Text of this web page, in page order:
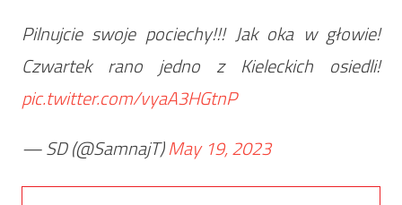
Pilnujcie swoje pociechy!!! Jak oka w głowie!
Czwartek rano jedno z Kieleckich osiedli!
pic.twitter.com/vyaA3HGtnP
— SD (@SamnajT)May 19, 2023